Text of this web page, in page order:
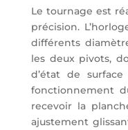
Le tournage est
précision.
différents
les deux pivots,
d’état de
fonctionnement
recevoir la
ajustement